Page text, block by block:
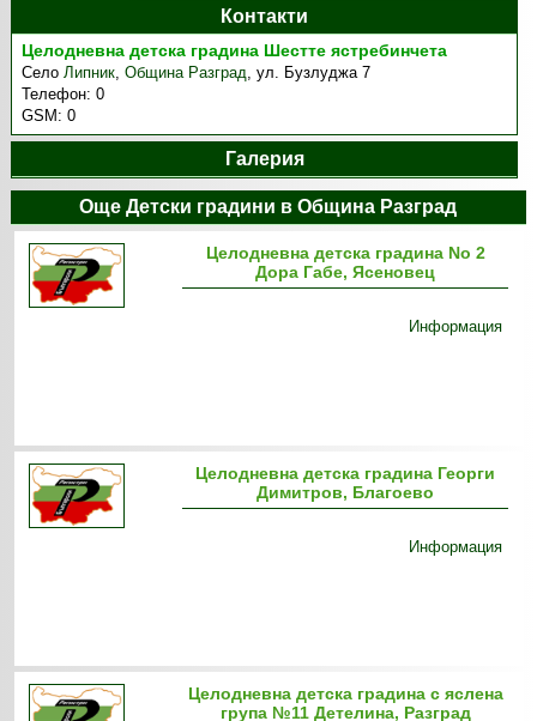
Контакти
Целодневна детска градина Шестте ястребинчета
СелоЛипник,Община Разград,ул. Бузлуджа 7
Телефон:0
GSM:0
Галерия
Още Детски градини в Община Разград
Целодневна детска градина No 2
Дора Габе, Ясеновец
Информация
Целодневна детска градина Георги
Димитров, Благоево
Информация
Целодневна детска градина с яслена
група №11 Детелина, Разград